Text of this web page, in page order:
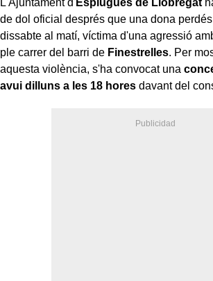
de dol oficial després que una dona
dissabte al matí, víctima d'una agressió
ple carrer del barri de Finestrelles. Per
aquesta violència, s'ha convocat una
avui dilluns a les 18 hores davant del